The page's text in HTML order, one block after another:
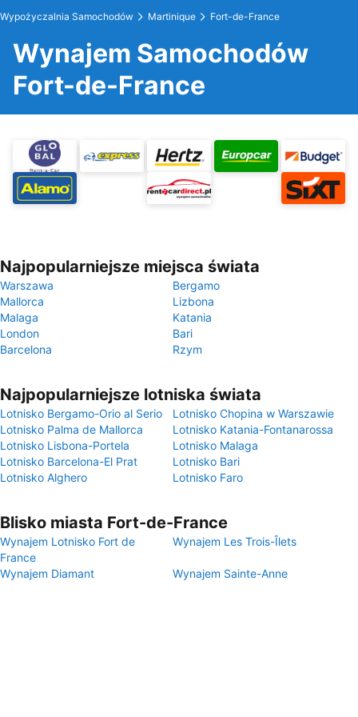
Wypożyczalnia Samochodów Martinique Fort-de-France
Wynajem Samochodów
Fort-de-France
Najpopularniejsze miejsca świata
Warszawa
Bergamo
Mallorca
Lizbona
Malaga
Katania
London
Bari
Barcelona
Rzym
Najpopularniejsze lotniska świata
Lotnisko Bergamo-Orio al Serio
Lotnisko Chopina w Warszawie
Lotnisko Palma de Mallorca
Lotnisko Katania-Fontanarossa
Lotnisko Lisbona-Portela
Lotnisko Malaga
Lotnisko Barcelona-El Prat
Lotnisko Bari
Lotnisko Alghero
Lotnisko Faro
Blisko miasta Fort-de-France
Wynajem Lotnisko Fort de
France
Wynajem Les Trois-Îlets
Wynajem Diamant Wynajem Sainte-Anne